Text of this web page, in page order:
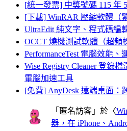
[統一發票] 中獎號碼 115 年
[下載] WinRAR 壓縮軟體（
UltraEdit 純文字、程式碼編
OCCT 燒機測試軟體（超頻
PerformanceTest 電腦效能
Wise Registry Cleaner 登錄
電腦加速工具
[免費] AnyDesk 遠端桌面：
「 匿名訪客 」於〈
器，在 iPhone、